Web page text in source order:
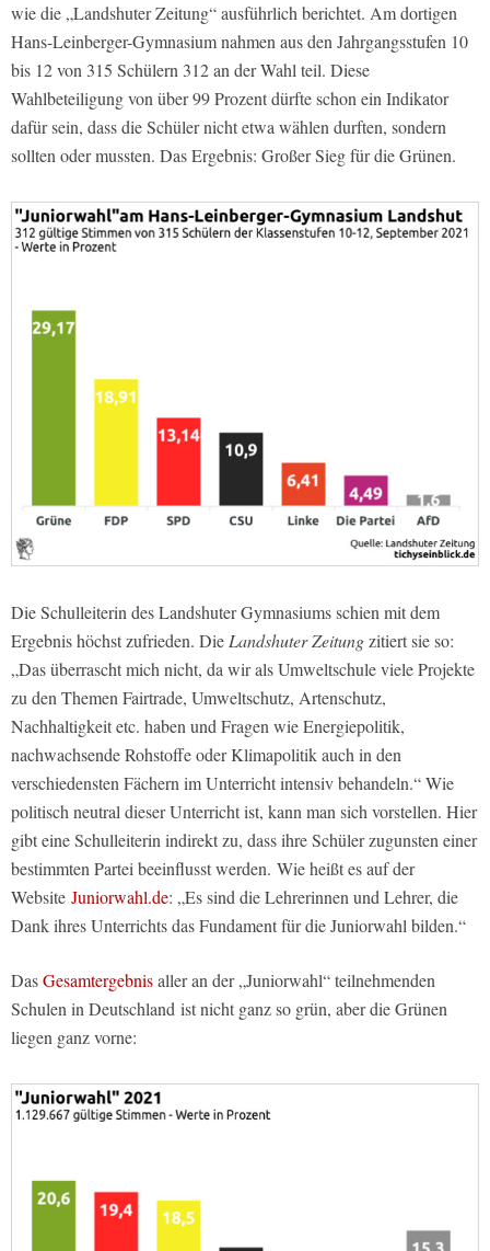
wie die „Landshuter Zeitung“ ausführlich berichtet. Am dortigen
Hans-Leinberger-Gymnasium nahmen aus den Jahrgangsstufen 10
bis 12 von 315 Schülern 312 an der Wahl teil. Diese
Wahlbeteiligung von über 99 Prozent dürfte schon ein Indikator
dafür sein, dass die Schüler nicht etwa wählen durften, sondern
sollten oder mussten. Das Ergebnis: Großer Sieg für die Grünen.
Die Schulleiterin des Landshuter Gymnasiums schien mit dem
Ergebnis höchst zufrieden. DieLandshuter Zeitungzitiert sie so:
„Das überrascht mich nicht, da wir als Umweltschule viele Projekte
zu den Themen Fairtrade, Umweltschutz, Artenschutz,
Nachhaltigkeit etc. haben und Fragen wie Energiepolitik,
nachwachsende Rohstoffe oder Klimapolitik auch in den
verschiedensten Fächern im Unterricht intensiv behandeln.“ Wie
politisch neutral dieser Unterricht ist, kann man sich vorstellen. Hier
gibt eine Schulleiterin indirekt zu, dass ihre Schüler zugunsten einer
bestimmten Partei beeinflusst werden. Wie heißt es auf der
Website Juniorwahl.de: „Es sind die Lehrerinnen und Lehrer, die
Dank ihres Unterrichts das Fundament für die Juniorwahl bilden.“
DasGesamtergebnisaller an der „Juniorwahl“ teilnehmenden
Schulen in Deutschland ist nicht ganz so grün, aber die Grünen
liegen ganz vorne: